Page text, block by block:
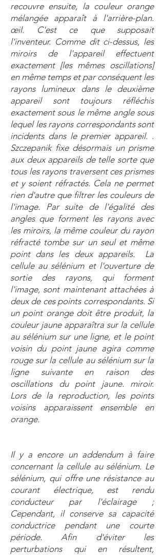
recouvre ensuite, la couleur orange
mélangée apparaît à l'arrière-plan.
œil. C'est ce que supposait
l'inventeur. Comme dit ci-dessus, les
miroirs de l'appareil effectuent
exactement [les mêmes oscillations]
en même temps et par conséquent les
rayons lumineux dans le deuxième
appareil sont toujours réfléchis
exactement sous le même angle sous
lequel les rayons correspondants sont
incidents dans le premier appareil. .
Szczepanik fixe désormais un prisme
aux deux appareils de telle sorte que
tous les rayons traversent ces prismes
et y soient réfractés. Cela ne permet
rien d'autre que filtrer les couleurs de
l'image. Par suite de l'égalité des
angles que forment les rayons avec
les miroirs, la même couleur du rayon
réfracté tombe sur un seul et même
point dans les deux appareils. La
cellule au sélénium et l'ouverture de
sortie des rayons, qui forment
l'image, sont maintenant attachées à
deux de ces points correspondants. Si
un point orange doit être produit, la
couleur jaune apparaîtra sur la cellule
au sélénium sur une ligne, et le point
voisin du point jaune agira comme
rouge sur la cellule au sélénium sur la
ligne suivante en raison des
oscillations du point jaune. miroir.
Lors de la reproduction, les points
voisins apparaissent ensemble en
orange.
Il y a encore un addendum à faire
concernant la cellule au sélénium. Le
sélénium, qui offre une résistance au
courant électrique, est rendu
conducteur par l'éclairage ;
Cependant, il conserve sa capacité
conductrice pendant une courte
période. Afin d'éviter les
perturbations qui en résultent,